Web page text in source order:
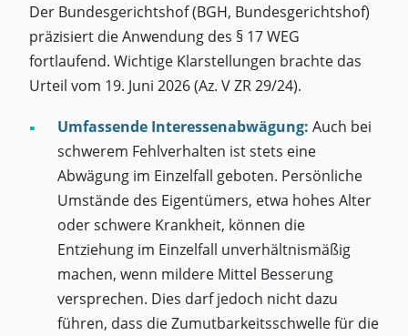
Der Bundesgerichtshof (BGH, Bundesgerichtshof)
präzisiert die Anwendung des § 17 WEG
fortlaufend. Wichtige Klarstellungen brachte das
Urteil vom 19. Juni 2026 (Az. V ZR 29/24).
Umfassende Interessenabwägung: Auch bei
schwerem Fehlverhalten ist stets eine
Abwägung im Einzelfall geboten. Persönliche
Umstände des Eigentümers, etwa hohes Alter
oder schwere Krankheit, können die
Entziehung im Einzelfall unverhältnismäßig
machen, wenn mildere Mittel Besserung
versprechen. Dies darf jedoch nicht dazu
führen, dass die Zumutbarkeitsschwelle für die